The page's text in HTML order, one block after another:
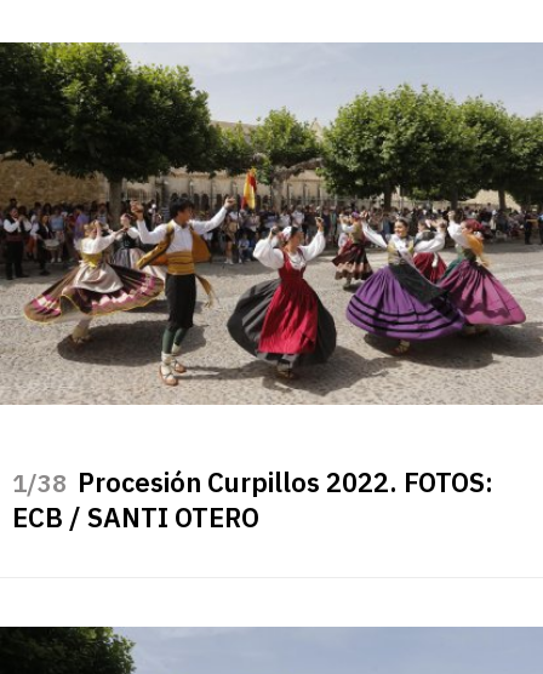
/38 Procesión Curpillos 2022. FOTOS:
ECB / SANTI OTERO